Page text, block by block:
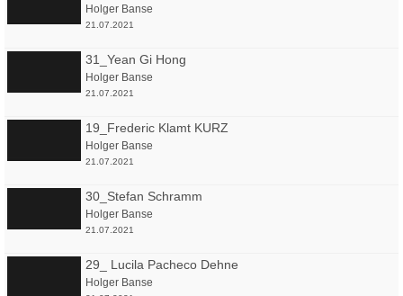
Holger Banse
21.07.2021
31_Yean Gi Hong
Holger Banse
21.07.2021
19_Frederic Klamt KURZ
Holger Banse
21.07.2021
30_Stefan Schramm
Holger Banse
21.07.2021
29_ Lucila Pacheco Dehne
Holger Banse